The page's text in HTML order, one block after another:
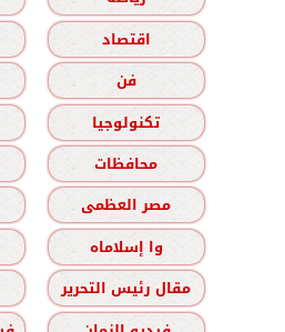
اقتصاد
فن
تكنولوجيا
محافظات
مصر العظمى
وا إسلاماه
مقال رئيس التحرير